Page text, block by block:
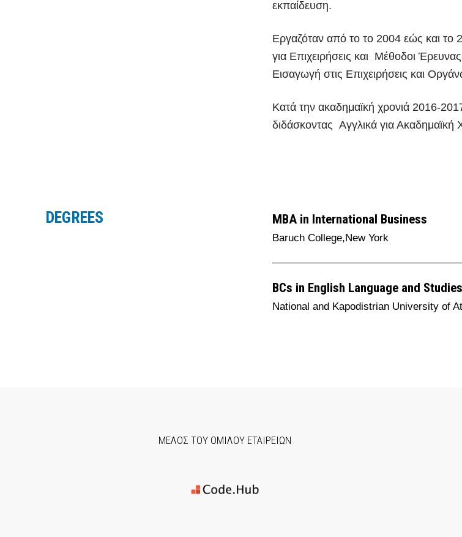
εκπαίδευση.
Εργαζόταν από το το 2004 εώς και το
για Επιχειρήσεις και Μέθοδοι
Εισαγωγή στις Επιχειρήσεις και
Κατά την ακαδημαϊκή χρονιά 2016-
διδάσκοντας Αγγλικά για
DEGREES MBA in International Business
Baruch College,New York
BCs in English Language and Studies
National and Kapodistrian University of
ΜΕΛΟΣ ΤΟΥ ΟΜΙΛΟΥ ΕΤΑΙΡΕΙΩΝ